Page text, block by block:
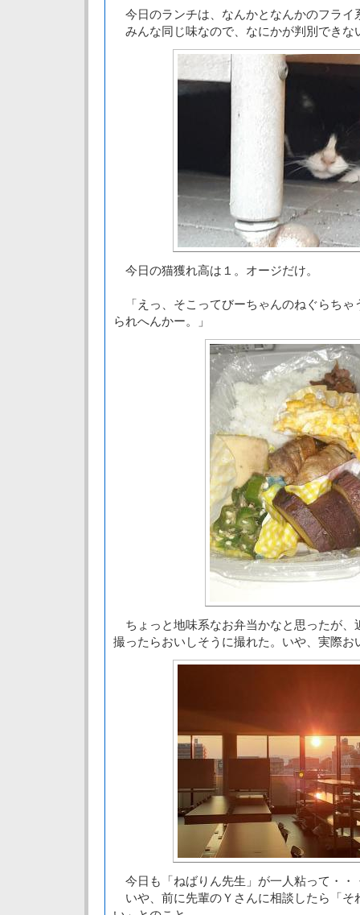
今日のランチは、なんかとなんかのフライ
みんな同じ味なので、なにかが判別できな
今日の猫獲れ高は１。オージだけ。
「えっ、そこってびーちゃんのねぐらち
られへんかー。」
ちょっと地味系なお弁当かなと思ったが、
撮ったらおいしそうに撮れた。いや、実際お
今日も「ねばりん先生」が一人粘って・・
いや、前に先輩のＹさんに相談したら「そ